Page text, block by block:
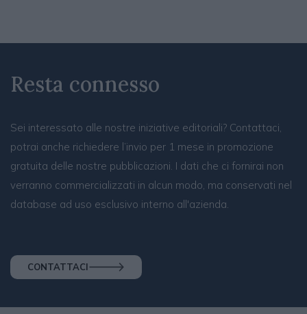
Resta connesso
Sei interessato alle nostre iniziative editoriali? Contattaci,
potrai anche richiedere l’invio per 1 mese in promozione
gratuita delle nostre pubblicazioni. I dati che ci fornirai non
verranno commercializzati in alcun modo, ma conservati nel
database ad uso esclusivo interno all'azienda.
CONTATTACI